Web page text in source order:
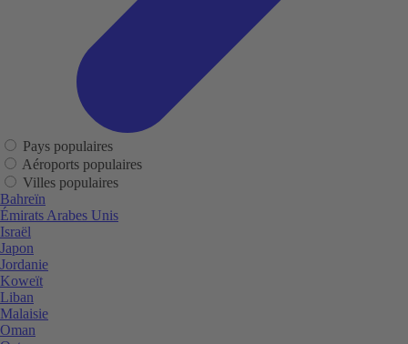
Pays populaires
Aéroports populaires
Villes populaires
Bahreïn
Émirats Arabes Unis
Israël
Japon
Jordanie
Koweït
Liban
Malaisie
Oman